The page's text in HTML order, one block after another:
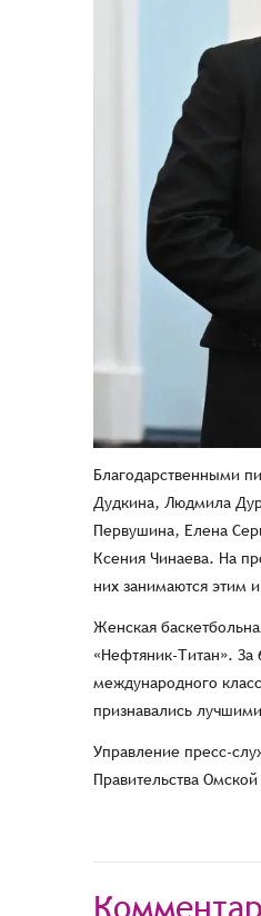
Благодарственными
Дудкина, Людмила
Первушина, Елена
Ксения Чинаева. На
них занимаются этим
Женская
«Нефтяник-Титан». За
международного
признавались
Управление пресс-
Правительства